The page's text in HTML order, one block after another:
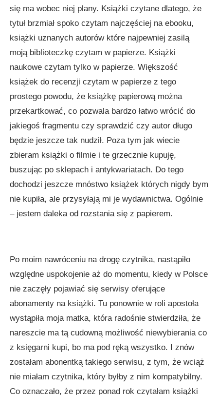
się ma wobec niej plany. Książki czytane dlatego, że
tytuł brzmiał spoko czytam najczęściej na ebooku,
książki uznanych autorów które najpewniej zasilą
moją biblioteczkę czytam w papierze. Książki
naukowe czytam tylko w papierze. Większość
książek do recenzji czytam w papierze z tego
prostego powodu, że książkę papierową można
przekartkować, co pozwala bardzo łatwo wrócić do
jakiegoś fragmentu czy sprawdzić czy autor długo
będzie jeszcze tak nudził. Poza tym jak wiecie
zbieram książki o filmie i te grzecznie kupuję,
buszując po sklepach i antykwariatach. Do tego
dochodzi jeszcze mnóstwo książek których nigdy bym
nie kupiła, ale przysyłają mi je wydawnictwa. Ogólnie
– jestem daleka od rozstania się z papierem.
Po moim nawróceniu na drogę czytnika, nastąpiło
względne uspokojenie aż do momentu, kiedy w Polsce
nie zaczęły pojawiać się serwisy oferujące
abonamenty na książki. Tu ponownie w roli apostoła
wystąpiła moja matka, która radośnie stwierdziła, że
nareszcie ma tą cudowną możliwość niewybierania co
z księgarni kupi, bo ma pod ręką wszystko. I znów
zostałam abonentką takiego serwisu, z tym, że wciąż
nie miałam czytnika, który byłby z nim kompatybilny.
Co oznaczało, że przez ponad rok czytałam książki